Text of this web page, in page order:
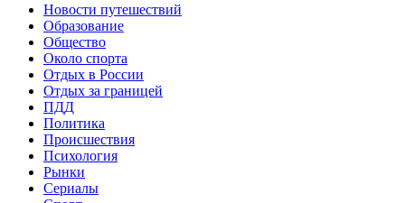
Новости путешествий
Образование
Общество
Около спорта
Отдых в России
Отдых за границей
ПДД
Политика
Происшествия
Психология
Рынки
Сериалы